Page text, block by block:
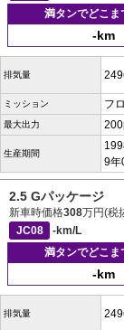
満タンでどこま
-km
排気量
ミッション フ
最大出力
生産期間
9年
2.5 Gパッケージ
新車時価格308万円(税
JC08
-km/L
満タンでどこま
-km
排気量